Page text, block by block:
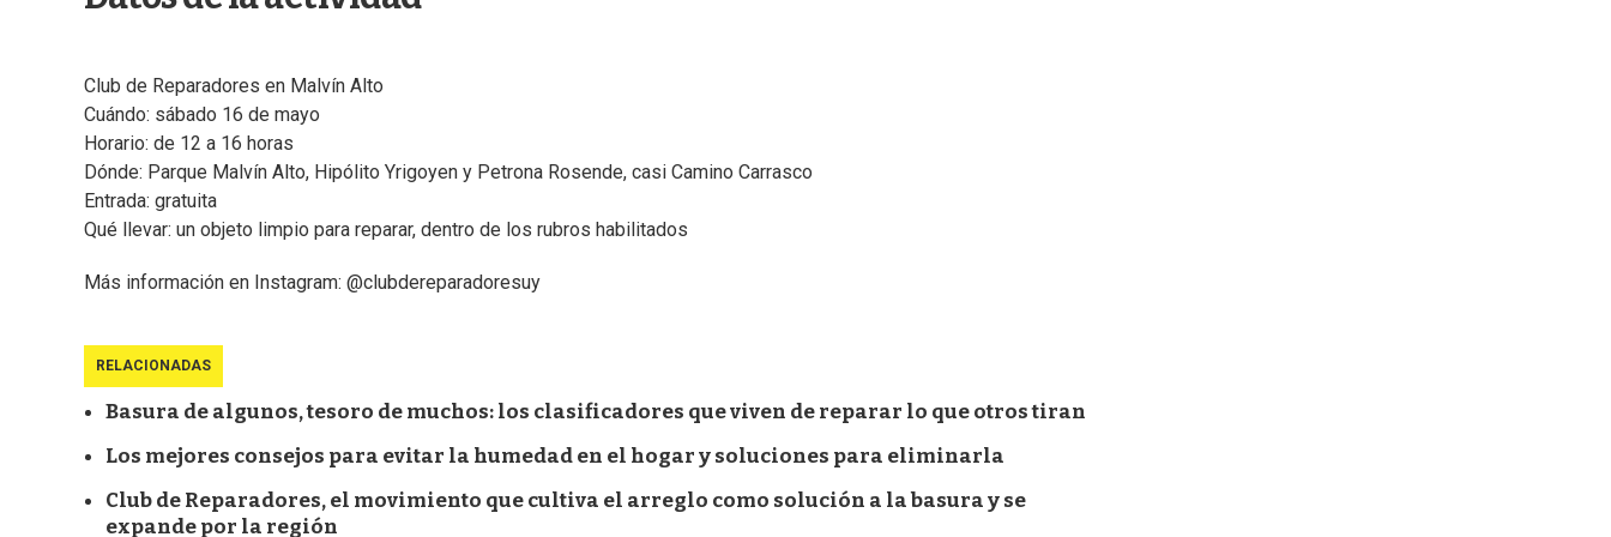
Club de Reparadores en Malvín Alto
Cuándo: sábado 16 de mayo
Horario: de 12 a 16 horas
Dónde: Parque Malvín Alto, Hipólito Yrigoyen y Petrona Rosende, casi Camino Carrasco
Entrada: gratuita
Qué llevar: un objeto limpio para reparar, dentro de los rubros habilitados
Más información en Instagram: @clubdereparadoresuy
RELACIONADAS
Basura de algunos, tesoro de muchos: los clasificadores que viven de reparar lo que otros tiran
Los mejores consejos para evitar la humedad en el hogar y soluciones para eliminarla
Club de Reparadores, el movimiento que cultiva el arreglo como solución a la basura y se
expande por la región